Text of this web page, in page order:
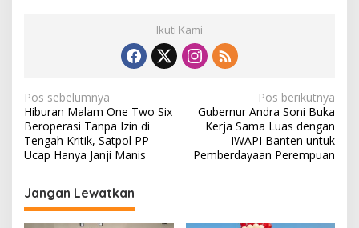
Ikuti Kami
N
a
v
i
g
a
Pos sebelumnya
Hiburan Malam One Two Six
Beroperasi Tanpa Izin di
Tengah Kritik, Satpol PP
Ucap Hanya Janji Manis
Pos berikutnya
Gubernur Andra Soni Buka
Kerja Sama Luas dengan
IWAPI Banten untuk
Pemberdayaan Perempuan
Jangan Lewatkan